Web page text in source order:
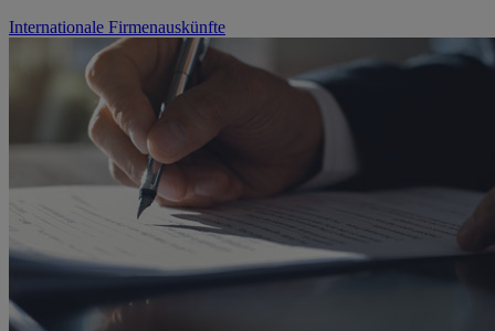
Internationale Firmenauskünfte